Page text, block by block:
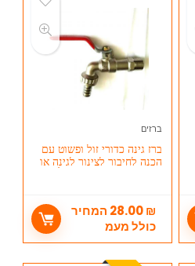
ברזים
ברז גינה כדורי זול ופשוט עם
הכנה לחיבור לצינור לגינה או
28.00₪
המחיר
כולל מעמ